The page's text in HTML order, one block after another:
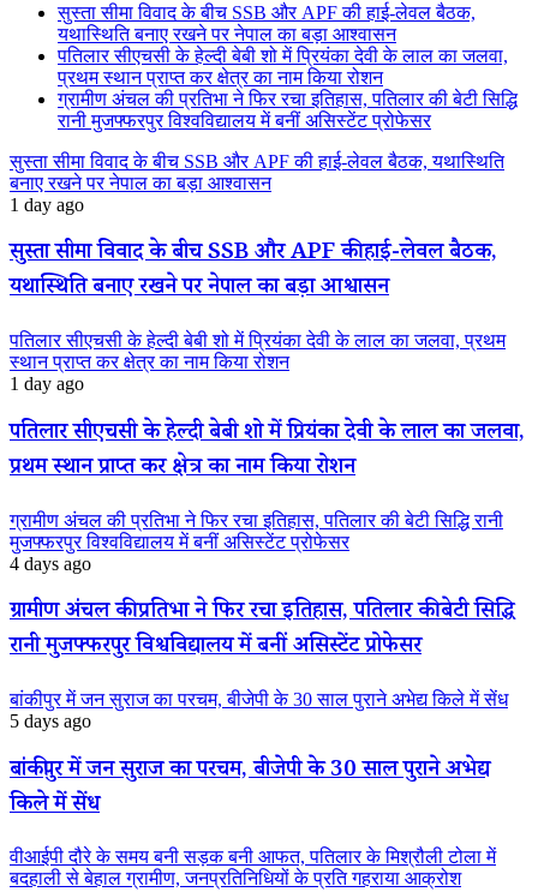
सुस्ता सीमा विवाद के बीच SSB और APF की हाई-लेवल बैठक,
यथास्थिति बनाए रखने पर नेपाल का बड़ा आश्वासन
पतिलार सीएचसी के हेल्दी बेबी शो में प्रियंका देवी के लाल का जलवा,
प्रथम स्थान प्राप्त कर क्षेत्र का नाम किया रोशन
ग्रामीण अंचल की प्रतिभा ने फिर रचा इतिहास, पतिलार की बेटी सिद्धि
रानी मुजफ्फरपुर विश्वविद्यालय में बनीं असिस्टेंट प्रोफेसर
सुस्ता सीमा विवाद के बीच SSB और APF की हाई-लेवल बैठक, यथास्थिति
बनाए रखने पर नेपाल का बड़ा आश्वासन
1 day ago
सुस्ता सीमा विवाद के बीच SSB और APF की हाई-लेवल बैठक,
यथास्थिति बनाए रखने पर नेपाल का बड़ा आश्वासन
पतिलार सीएचसी के हेल्दी बेबी शो में प्रियंका देवी के लाल का जलवा, प्रथम
स्थान प्राप्त कर क्षेत्र का नाम किया रोशन
1 day ago
पतिलार सीएचसी के हेल्दी बेबी शो में प्रियंका देवी के लाल का जलवा,
प्रथम स्थान प्राप्त कर क्षेत्र का नाम किया रोशन
ग्रामीण अंचल की प्रतिभा ने फिर रचा इतिहास, पतिलार की बेटी सिद्धि रानी
मुजफ्फरपुर विश्वविद्यालय में बनीं असिस्टेंट प्रोफेसर
4 days ago
ग्रामीण अंचल की प्रतिभा ने फिर रचा इतिहास, पतिलार की बेटी सिद्धि
रानी मुजफ्फरपुर विश्वविद्यालय में बनीं असिस्टेंट प्रोफेसर
बांकीपुर में जन सुराज का परचम, बीजेपी के 30 साल पुराने अभेद्य किले में सेंध
5 days ago
बांकीपुर में जन सुराज का परचम, बीजेपी के 30 साल पुराने अभेद्य
किले में सेंध
वीआईपी दौरे के समय बनी सड़क बनी आफत, पतिलार के मिश्रौली टोला में
बदहाली से बेहाल ग्रामीण, जनप्रतिनिधियों के प्रति गहराया आक्रोश